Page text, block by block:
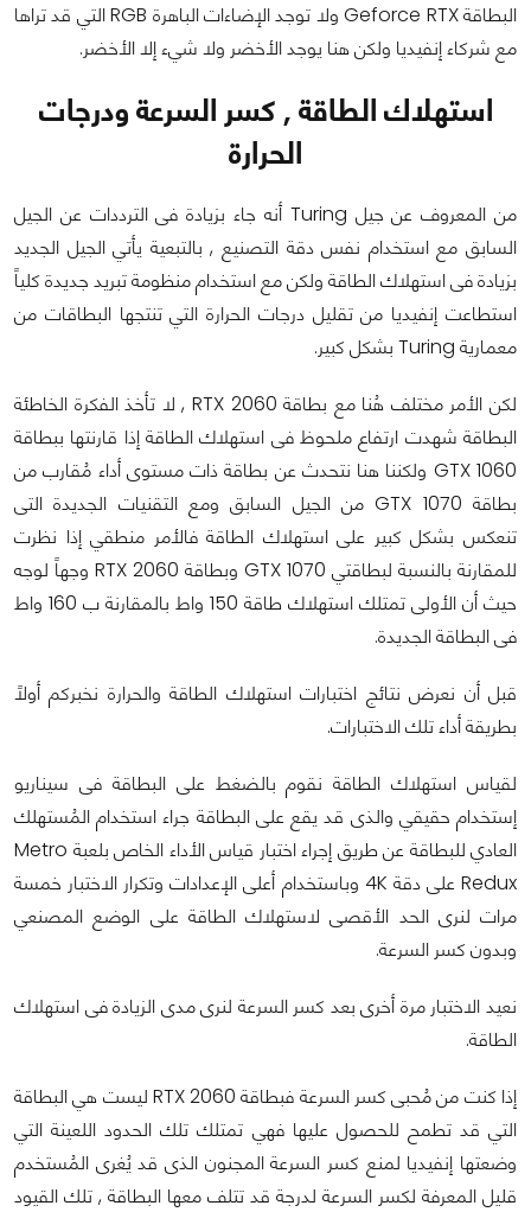
البطاقة Geforce RTX ولا توجد الإضاءات الباهرة RGB التي قد تراها
مع شركاء إنفيديا ولكن هنا يوجد الأخضر ولا شيء إلا الأخضر.
استهلاك الطاقة , كسر السرعة ودرجات
الحرارة
من المعروف عن جيل Turing أنه جاء بزيادة فى الترددات عن الجيل
السابق مع استخدام نفس دقة التصنيع , بالتبعية يأتي الجيل الجديد
بزيادة فى استهلاك الطاقة ولكن مع استخدام منظومة تبريد جديدة كلياً
استطاعت إنفيديا من تقليل درجات الحرارة التي تنتجها البطاقات من
معمارية Turing بشكل كبير.
لكن الأمر مختلف هُنا مع بطاقة RTX 2060 , لا تأخذ الفكرة الخاطئة
البطاقة شهدت ارتفاع ملحوظ فى استهلاك الطاقة إذا قارنتها ببطاقة
GTX 1060 ولكننا هنا نتحدث عن بطاقة ذات مستوى أداء مُقارب من
بطاقة GTX 1070 من الجيل السابق ومع التقنيات الجديدة التى
تنعكس بشكل كبير على استهلاك الطاقة فالأمر منطقي إذا نظرت
للمقارنة بالنسبة لبطاقتي GTX 1070 وبطاقة RTX 2060 وجهاً لوجه
حيث أن الأولى تمتلك استهلاك طاقة 150 واط بالمقارنة ب 160 واط
فى البطاقة الجديدة.
قبل أن نعرض نتائج اختبارات استهلاك الطاقة والحرارة نخبركم أولاً
بطريقة أداء تلك الاختبارات.
لقياس استهلاك الطاقة نقوم بالضغط على البطاقة فى سيناريو
إستخدام حقيقي والذى قد يقع على البطاقة جراء استخدام المُستهلك
العادي للبطاقة عن طريق إجراء اختبار قياس الأداء الخاص بلعبة Metro
Redux على دقة 4K وباستخدام أعلى الإعدادات وتكرار الاختبار خمسة
مرات لنرى الحد الأقصى لاستهلاك الطاقة على الوضع المصنعي
وبدون كسر السرعة.
نعيد الاختبار مرة أخرى بعد كسر السرعة لنرى مدى الزيادة فى استهلاك
الطاقة.
إذا كنت من مُحبى كسر السرعة فبطاقة RTX 2060 ليست هي البطاقة
التي قد تطمح للحصول عليها فهي تمتلك تلك الحدود اللعينة التي
وضعتها إنفيديا لمنع كسر السرعة المجنون الذى قد يُغرى المُستخدم
قليل المعرفة لكسر السرعة لدرجة قد تتلف معها البطاقة , تلك القيود